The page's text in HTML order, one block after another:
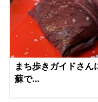
まち歩きガイドさ
蘇で...